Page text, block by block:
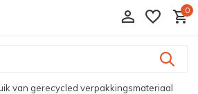
0
van gerecycled verpakkingsmateriaal